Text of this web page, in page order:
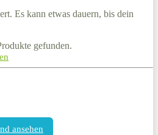
Es kann etwas dauern, bis dein
gefunden.
ansehen